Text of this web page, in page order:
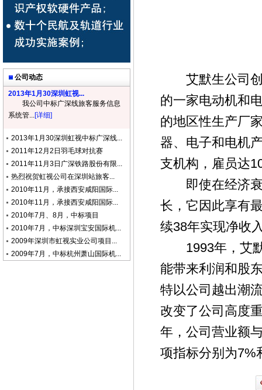
公司动态
2013年1月30深圳虹视...
我公司中标广深线旅客服务信息
系统管...[详细]
2013年1月30深圳虹视中标广深线...
2011年12月2日羽毛球对抗赛
2011年11月3日广深铁路股份有限...
热烈祝贺虹视公司在深圳站旅客...
2010年11月，承接西安咸阳国际...
2010年11月，承接西安咸阳国际...
2010年7月、8月，中标项目
2010年7月，中标深圳宝安国际机...
2009年深圳市虹视实业公司项目...
2009年7月，中标杭州萧山国际机...
艾默生公司创
的一家电动机和
的地区性生产厂
器、电子和电机
支机构，雇员达
即使在经济衰
长，它因此享有
续38年实现净收
1993年，艾默
能带来利润和股
特以公司越出潮
改变了公司高度
年，公司营业额
项指标分别为7%